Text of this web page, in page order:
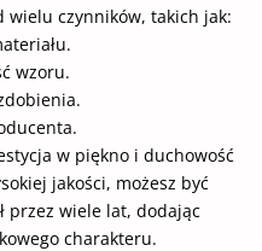
wielu czynników, takich jak:
wzoru.
w piękno i duchowość
jakości, możesz być
przez wiele lat, dodając
charakteru.